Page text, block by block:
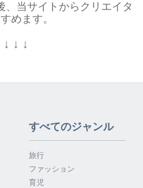
、当サイトからクリエイタ
めます。
↓ ↓ ↓
すべてのジャンル
旅行
ファッション
育児